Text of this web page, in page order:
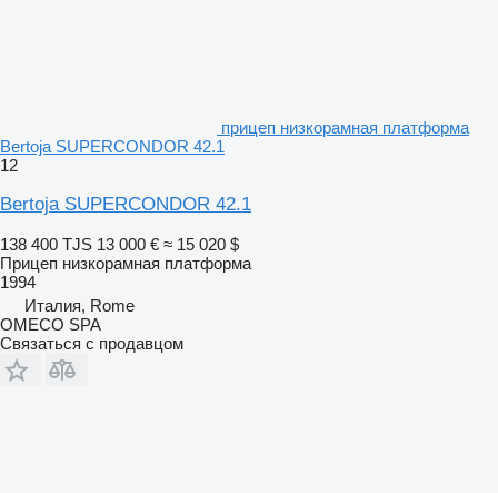
прицеп низкорамная платформа
Bertoja SUPERCONDOR 42.1
12
Bertoja SUPERCONDOR 42.1
138 400 TJS 13 000 € ≈ 15 020 $
Прицеп низкорамная платформа
1994
Италия, Rome
OMECO SPA
Связаться с продавцом